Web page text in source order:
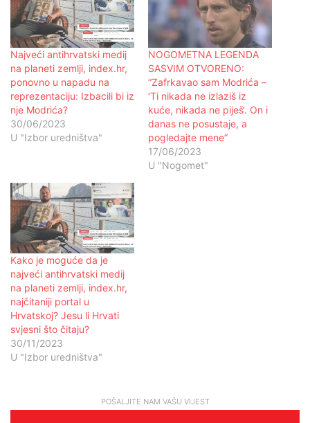
Najveći antihrvatski medij
na planeti zemlji, index.hr,
ponovno u napadu na
reprezentaciju: Izbacili bi iz
nje Modrića?
30/06/2023
U "Izbor uredništva"
NOGOMETNA LEGENDA
SASVIM OTVORENO:
“Zafrkavao sam Modrića –
‘Ti nikada ne izlaziš iz
kuće, nikada ne piješ‘. On i
danas ne posustaje, a
pogledajte mene”
17/06/2023
U "Nogomet"
Kako je moguće da je
najveći antihrvatski medij
na planeti zemlji, index.hr,
najčitaniji portal u
Hrvatskoj? Jesu li Hrvati
svjesni što čitaju?
30/11/2023
U "Izbor uredništva"
POŠALJITE NAM VAŠU VIJEST